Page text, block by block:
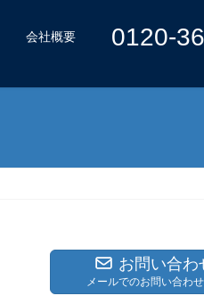
会社概要 0120-
お問い合わ
メールでのお問い合わ